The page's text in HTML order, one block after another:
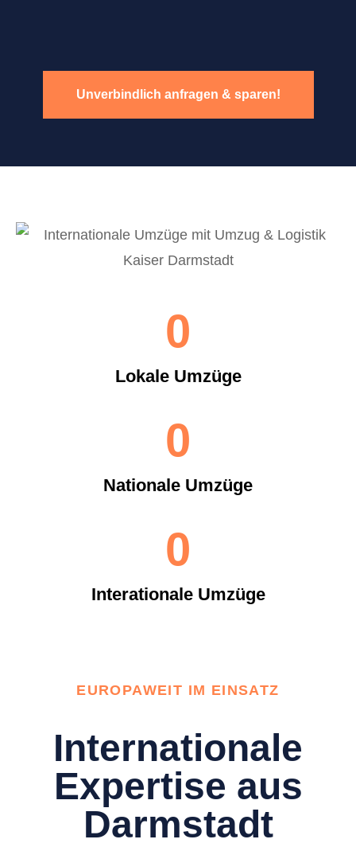
Unverbindlich anfragen & sparen!
Lokale Umzüge
0
Nationale Umzüge
0
Interationale Umzüge
0
EUROPAWEIT IM EINSATZ
Internationale
Expertise aus
Darmstadt